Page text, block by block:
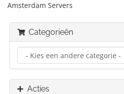
Amsterdam Servers
Categorieën
Acties